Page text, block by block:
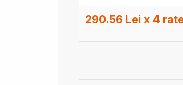
290.56 Lei x 4